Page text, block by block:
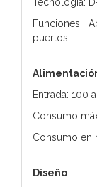
Funciones:
puertos
Entrada: 100
Consumo
Consumo en
Diseño